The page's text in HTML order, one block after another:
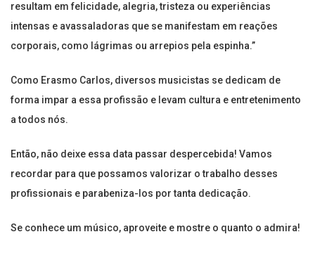
resultam em felicidade, alegria, tristeza ou experiências
intensas e avassaladoras que se manifestam em reações
corporais, como lágrimas ou arrepios pela espinha.”
Como Erasmo Carlos, diversos musicistas se dedicam de
forma impar a essa profissão e levam cultura e entretenimento
a todos nós.
Então, não deixe essa data passar despercebida! Vamos
recordar para que possamos valorizar o trabalho desses
profissionais e parabeniza-los por tanta dedicação.
Se conhece um músico, aproveite e mostre o quanto o admira!